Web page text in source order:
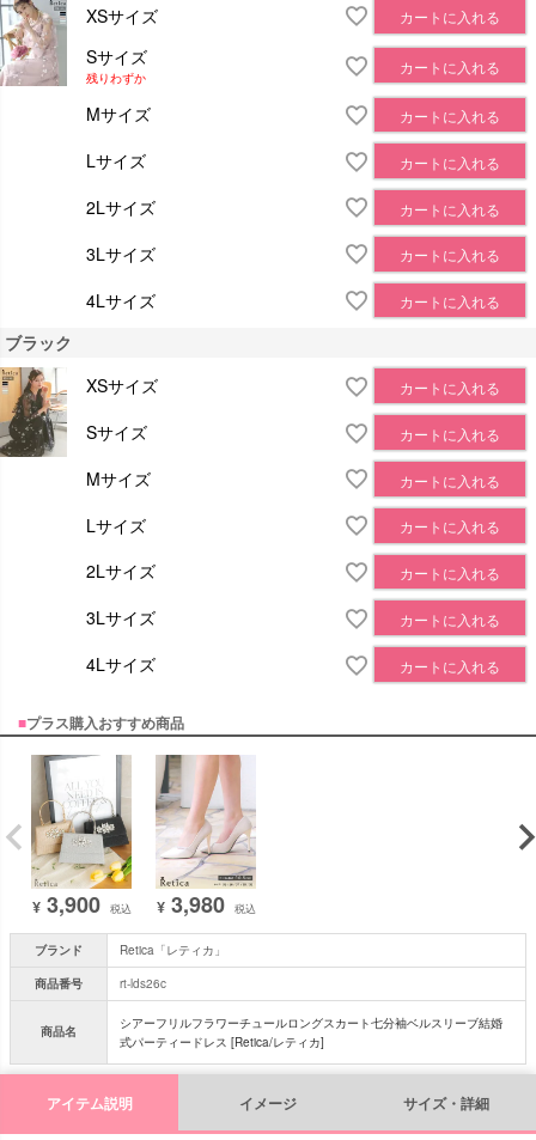
XSサイズ カートに入れる
Sサイズ
残りわずか
カートに入れる
Mサイズ カートに入れる
Lサイズ カートに入れる
2Lサイズ カートに入れる
3Lサイズ カートに入れる
4Lサイズ カートに入れる
ブラック
XSサイズ
カートに入れる
Sサイズ カートに入れる
Mサイズ カートに入れる
Lサイズ カートに入れる
2Lサイズ カートに入れる
3Lサイズ カートに入れる
4Lサイズ カートに入れる
■プラス購入おすすめ商品
¥ 3,900 税込 ¥ 3,980 税込
ブランド
Retica「レティカ」
商品番号
rt-lds26c
商品名
シアーフリルフラワーチュールロングスカート七分袖ベルスリーブ結婚
式パーティードレス [Retica/レティカ]
アイテム説明 イメージ サイズ・詳細